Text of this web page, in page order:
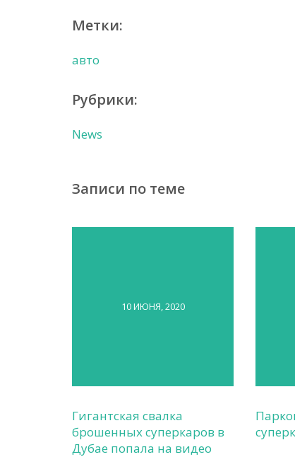
Метки:
авто
Рубрики:
News
Записи по теме
10 ИЮНЯ, 2020
Гигантская свалка
брошенных суперкаров в
Дубае попала на видео